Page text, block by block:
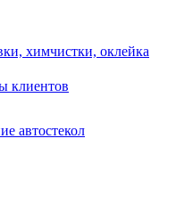
химчистки, оклейка
клиентов
автостекол